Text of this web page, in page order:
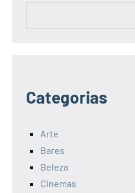
Categorias
Arte
Bares
Beleza
Cinemas